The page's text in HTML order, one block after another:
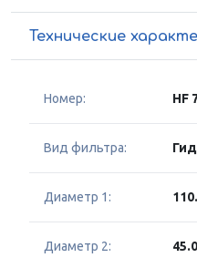
Технические
Номер: HF
Вид фильтра:
Диаметр 1:
Диаметр 2: